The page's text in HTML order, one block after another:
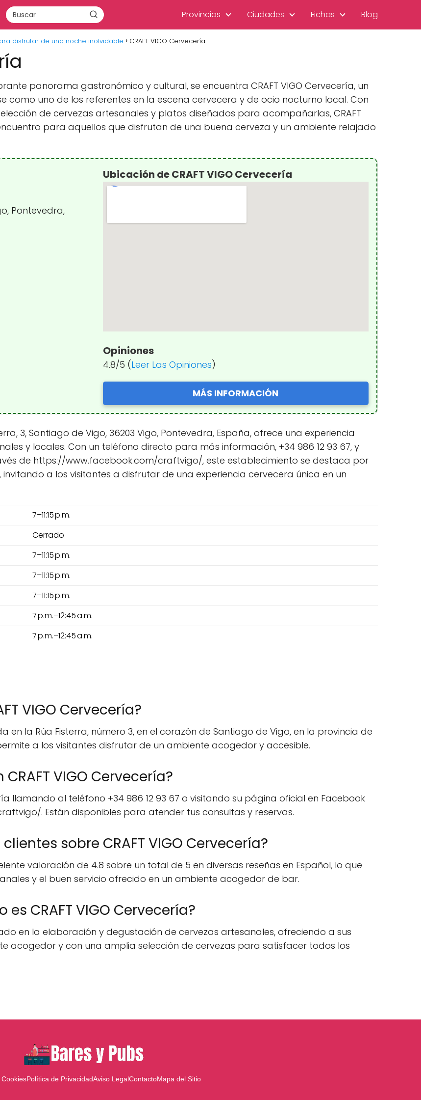
Provincias Ciudades Fichas Blog
disfrutar de una noche inolvidable CRAFT VIGO Cervecería
panorama gastronómico y cultural, se encuentra CRAFT VIGO Cervecería, un
como uno de los referentes en la escena cervecera y de ocio nocturno local. Con
de cervezas artesanales y platos diseñados para acompañarlas, CRAFT
para aquellos que disfrutan de una buena cerveza y un ambiente relajado
Pontevedra,
Ubicación de CRAFT VIGO Cervecería
Opiniones
4.8/5 (Leer Las Opiniones)
MÁS INFORMACIÓN
3, Santiago de Vigo, 36203 Vigo, Pontevedra, España, ofrece una experiencia
y locales. Con un teléfono directo para más información, +34 986 12 93 67, y
de https://www.facebook.com/craftvigo/, este establecimiento se destaca por
a los visitantes a disfrutar de una experiencia cervecera única en un
7–11:15 p.m.
Cerrado
7–11:15 p.m.
7–11:15 p.m.
7–11:15 p.m.
7 p.m.–12:45 a.m.
7 p.m.–12:45 a.m.
VIGO Cervecería?
en la Rúa Fisterra, número 3, en el corazón de Santiago de Vigo, en la provincia de
a los visitantes disfrutar de un ambiente acogedor y accesible.
VIGO Cervecería?
llamando al teléfono +34 986 12 93 67 o visitando su página oficial en Facebook
. Están disponibles para atender tus consultas y reservas.
sobre CRAFT VIGO Cervecería?
valoración de 4.8 sobre un total de 5 en diversas reseñas en Español, lo que
y el buen servicio ofrecido en un ambiente acogedor de bar.
CRAFT VIGO Cervecería?
en la elaboración y degustación de cervezas artesanales, ofreciendo a sus
acogedor y con una amplia selección de cervezas para satisfacer todos los
Política de PrivacidadAviso LegalContactoMapa del Sitio